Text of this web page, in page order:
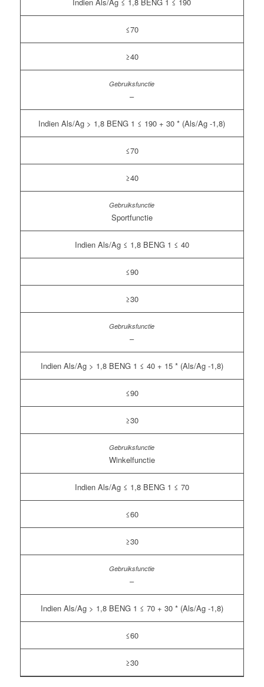
≤70
≥40
–
Indien Als/Ag > 1,8 BENG 1 ≤ 190 + 30 * (Als/Ag -1,8)
≤70
≥40
Sportfunctie
Indien Als/Ag ≤ 1,8 BENG 1 ≤ 40
≤90
≥30
–
Indien Als/Ag > 1,8 BENG 1 ≤ 40 + 15 * (Als/Ag -1,8)
≤90
≥30
Winkelfunctie
Indien Als/Ag ≤ 1,8 BENG 1 ≤ 70
≤60
≥30
–
Indien Als/Ag > 1,8 BENG 1 ≤ 70 + 30 * (Als/Ag -1,8)
≤60
≥30